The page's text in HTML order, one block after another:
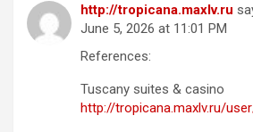
http://tropicana.maxlv.ru
June 5, 2026 at 11:01 PM
References:
Tuscany suites & casino
http://tropicana.maxlv.ru/